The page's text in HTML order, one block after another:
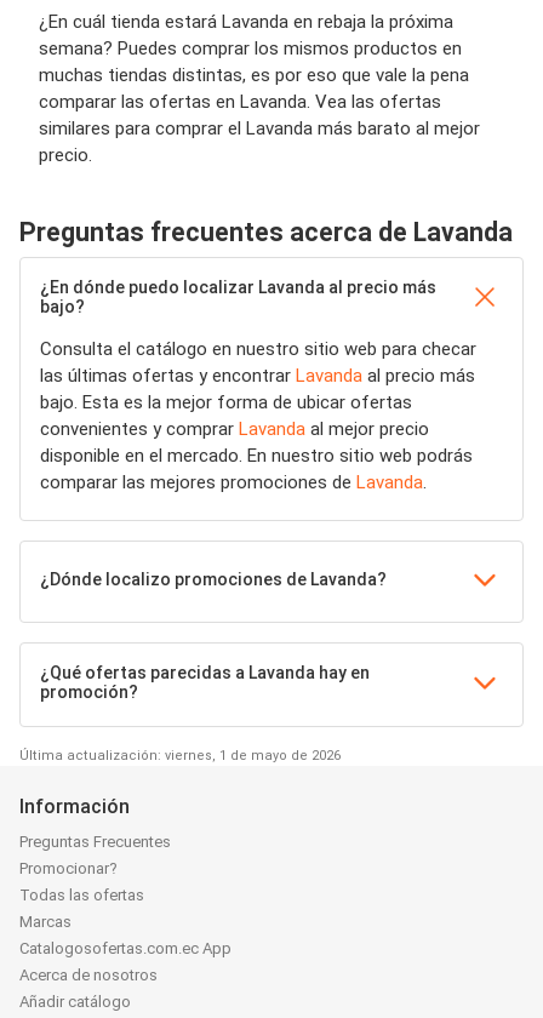
¿En cuál tienda estará Lavanda en rebaja la próxima
semana? Puedes comprar los mismos productos en
muchas tiendas distintas, es por eso que vale la pena
comparar las ofertas en Lavanda. Vea las ofertas
similares para comprar el Lavanda más barato al mejor
precio.
Preguntas frecuentes acerca de Lavanda
¿En dónde puedo localizar Lavanda al precio más
bajo?
Consulta el catálogo en nuestro sitio web para checar
las últimas ofertas y encontrar Lavanda al precio más
bajo. Esta es la mejor forma de ubicar ofertas
convenientes y comprar Lavanda al mejor precio
disponible en el mercado. En nuestro sitio web podrás
comparar las mejores promociones de Lavanda.
¿Dónde localizo promociones de Lavanda?
¿Qué ofertas parecidas a Lavanda hay en
promoción?
Última actualización: viernes, 1 de mayo de 2026
Información
Preguntas Frecuentes
Promocionar?
Todas las ofertas
Marcas
Catalogosofertas.com.ec App
Acerca de nosotros
Añadir catálogo